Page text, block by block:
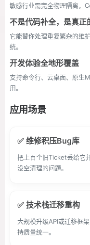
敏感行业需完全物理隔离，
不是代码补全，是真正
它能替你处理重复繁杂的维
统。
开发体验全地形覆盖
支持命令行、云桌面、原生
用。
应用场景
✅ 维修积压Bug库
把上百个旧Ticket丢给它
没空清理的问题。
✅ 技术栈迁移重构
大规模升级API或迁移框
持质量统一。